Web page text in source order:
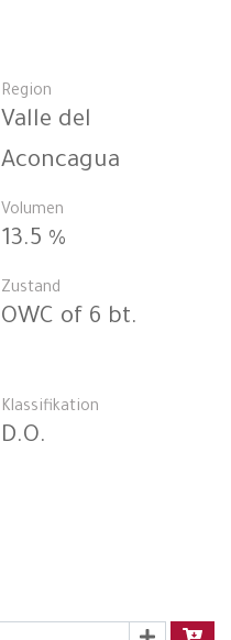
Region
Valle del
Aconcagua
Volumen
13.5 %
Zustand
OWC of 6 bt.
Klassifikation
D.O.